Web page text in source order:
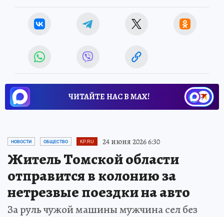
ЧИТАЙТЕ НАС В МАХ!
НОВОСТИ ОБЩЕСТВО KP.RU 24 июня 2026 6:30
Житель Томской области
отправится в колонию за
нетрезвые поездки на авто
За руль чужой машины мужчина сел без